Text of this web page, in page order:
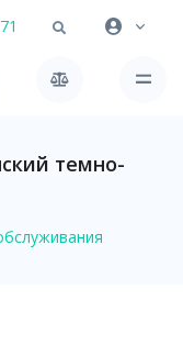
темно-